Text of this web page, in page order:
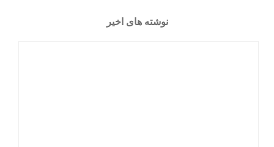
نوشته های اخیر